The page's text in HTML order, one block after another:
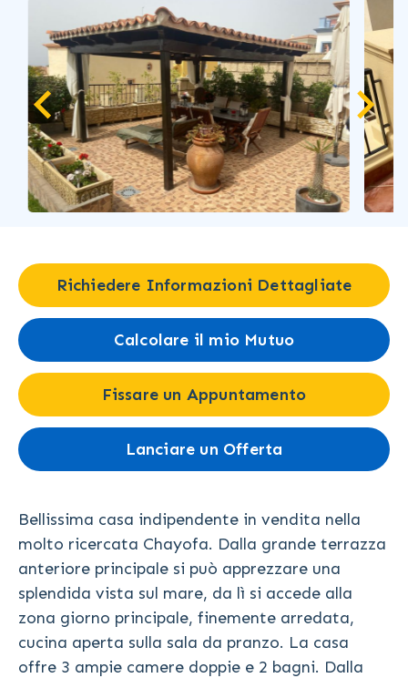
Richiedere Informazioni Dettagliate
Calcolare il mio Mutuo
Fissare un Appuntamento
Lanciare un Offerta
Bellissima casa indipendente in vendita nella
molto ricercata Chayofa. Dalla grande terrazza
anteriore principale si può apprezzare una
splendida vista sul mare, da lì si accede alla
zona giorno principale, finemente arredata,
cucina aperta sulla sala da pranzo. La casa
offre 3 ampie camere doppie e 2 bagni. Dalla